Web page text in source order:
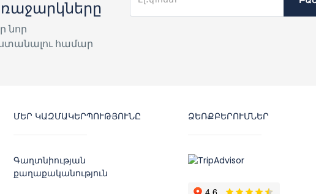
նոր
ստանալու համար
ՄԵՐ ԿԱԶՄԱԿԵՐՊՈՒԹՅՈՒՆԸ
Գաղտնիության
քաղաքականություն
ՁԵՌՔԲԵՐՈՒՄՆԵՐ